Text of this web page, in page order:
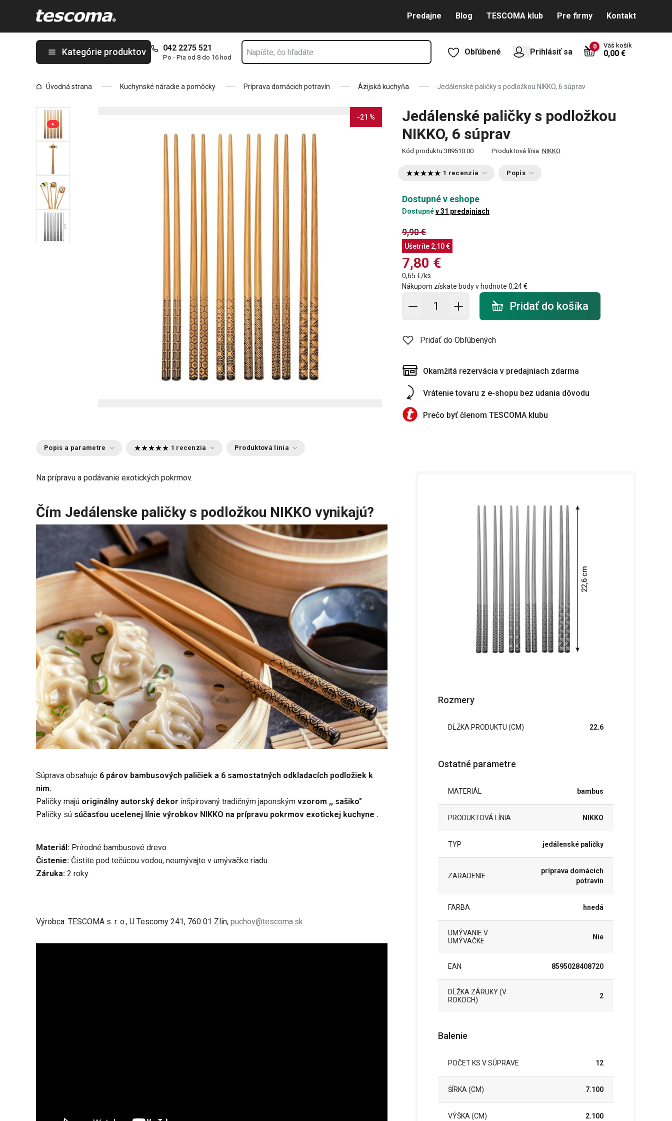
Predajne Blog TESCOMA klub Pre firmy Kontakt
Kategórie produktov 042 2275 521
Po - Pia od 8 do 16 hod
Obľúbené Prihlásiť sa
0 Váš košík
0,00 €
Úvodná strana Kuchynské náradie a pomôcky Príprava domácich potravín Ázijská kuchyňa Jedálenské paličky s podložkou NIKKO, 6 súprav
-21 %
Jedálenské paličky s podložkou
NIKKO, 6 súprav
Kód produktu 389510.00 Produktová línia: NIKKO
1 recenzia Popis
Dostupné v eshope
Dostupnév 31 predajniach
9,90 €
Ušetríte 2,10 €
7,80 €
0,65 €/ks
Nákupom získate body v hodnote 0,24 €
Pridať do košíka - počet
Pridať do košíka
Pridať do Obľúbených
Okamžitá rezervácia v predajniach zdarma
Vrátenie tovaru z e-shopu bez udania dôvodu
Prečo byť členom TESCOMA klubu
Popis a parametre 1 recenzia Produktová línia
Na prípravu a podávanie exotických pokrmov.
Čím Jedálenske paličky s podložkou NIKKO vynikajú?
Súprava obsahuje 6 párov bambusových paličiek a 6 samostatných odkladacích podložiek k
nim.
Paličky majú originálny autorský dekor inšpirovaný tradičným japonským vzorom ,, sašiko".
Paličky sú súčasťou ucelenej línie výrobkov NIKKO na prípravu pokrmov exotickej kuchyne .
Materiál: Prírodné bambusové drevo.
Čistenie: Čistite pod tečúcou vodou, neumývajte v umývačke riadu.
Záruka: 2 roky.
Výrobca: TESCOMA s. r. o., U Tescomy 241, 760 01 Zlín; puchov@tescoma.sk
Rozmery
DĹŽKA PRODUKTU (CM) 22.6
Ostatné parametre
MATERIÁL bambus
PRODUKTOVÁ LÍNIA NIKKO
TYP jedálenské paličky
ZARADENIE
príprava domácich
potravín
FARBA hnedá
UMÝVANIE V
UMÝVAČKE
Nie
EAN 8595028408720
DĹŽKA ZÁRUKY (V
ROKOCH)
2
Balenie
POČET KS V SÚPRAVE 12
ŠÍRKA (CM) 7.100
VÝŠKA (CM) 2.100